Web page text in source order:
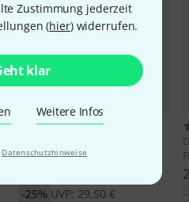
Zustimmung jederzeit
(hier) widerrufen.
klar
Weitere Infos
Datenschutzhinweise
3
Reserve Bass-Clar 3.5
UVP: 29,50 €
-25%